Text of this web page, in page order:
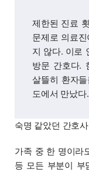
제한된 진료
문제로 의료
지 않다. 이로
방문 간호다.
살뜰히 환자
도에서 만났다.
숙명 같았던 간호
가족 중 한 명이라
등 모든 부분이 부